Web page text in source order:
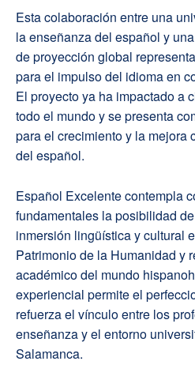
Esta colaboración entre una
la enseñanza del español y
de proyección global
para el impulso del idioma en
El proyecto ya ha impactado a
todo el mundo y se presenta
para el crecimiento y la mejora
del español.
Español Excelente contempla
fundamentales la posibilidad
inmersión lingüística y cultural
Patrimonio de la Humanidad y
académico del mundo
experiencial permite el
refuerza el vínculo entre los
enseñanza y el entorno
Salamanca.